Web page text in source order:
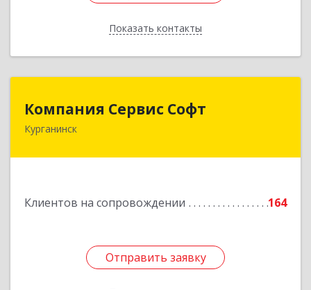
Показать контакты
Назад
Компания Сервис Софт
Курганинск
Клиентов на сопровождении 164
Отправить заявку
Компания Сервис Софт
352430, Краснодарский край, Курганинск г,
Отправить заявку